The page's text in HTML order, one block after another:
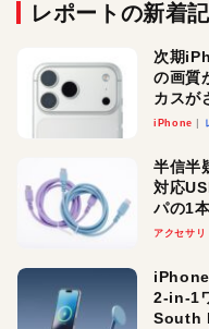
レポートの新着
次期
の画質
カスが
iPhone
半信半
対応
パの1
アクセサリ
2-in-1
South